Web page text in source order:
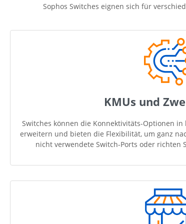
Sophos Switches eignen sich für
KMUs und
Switches können die Konnektivitäts-Optionen
erweitern und bieten die Flexibilität, um ganz
nicht verwendete Switch-Ports oder richten